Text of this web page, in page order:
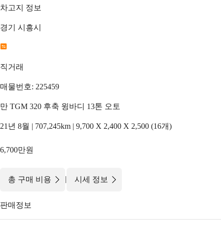
차고지 정보
경기 시흥시
직거래
매물번호: 225459
만 TGM 320 후축 윙바디 13톤 오토
21년 8월 | 707,245km | 9,700 X 2,400 X 2,500 (16개)
6,700만원
총 구매 비용 | 시세 정보
판매정보